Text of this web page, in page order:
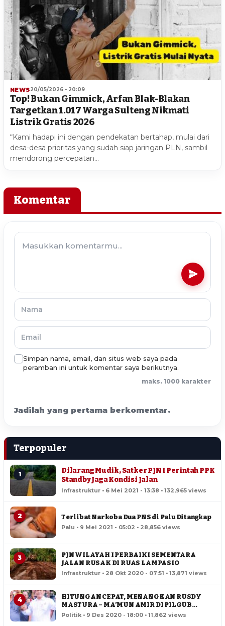
NEWS20/05/2026 - 20:09
Top! Bukan Gimmick, Arfan Blak-Blakan
Targetkan 1.017 Warga Sulteng Nikmati
Listrik Gratis 2026
“Kami hadapi ini dengan pendekatan bertahap, mulai dari
desa-desa prioritas yang sudah siap jaringan PLN, sambil
mendorong percepatan…
Komentar
Simpan nama, email, dan situs web saya pada
peramban ini untuk komentar saya berikutnya.
maks. 1000 karakter
Jadilah yang pertama berkomentar.
Terpopuler
1
Dilarang Mudik, Satker PJN I Perintah PPK
Standby Jaga Kondisi Jalan
Infrastruktur • 6 Mei 2021 - 13:38 • 132,965 views
2 Terlibat Narkoba Dua PNS di Palu Ditangkap
Palu • 9 Mei 2021 - 05:02 • 28,856 views
3
PJN WILAYAH I PERBAIKI SEMENTARA
JALAN RUSAK DI RUAS LAMPASIO
Infrastruktur • 28 Okt 2020 - 07:51 • 13,871 views
4
HITUNGAN CEPAT, MENANGKAN RUSDY
MASTURA – MA’MUN AMIR DI PILGUB
SULTENG
Politik • 9 Des 2020 - 18:00 • 11,862 views